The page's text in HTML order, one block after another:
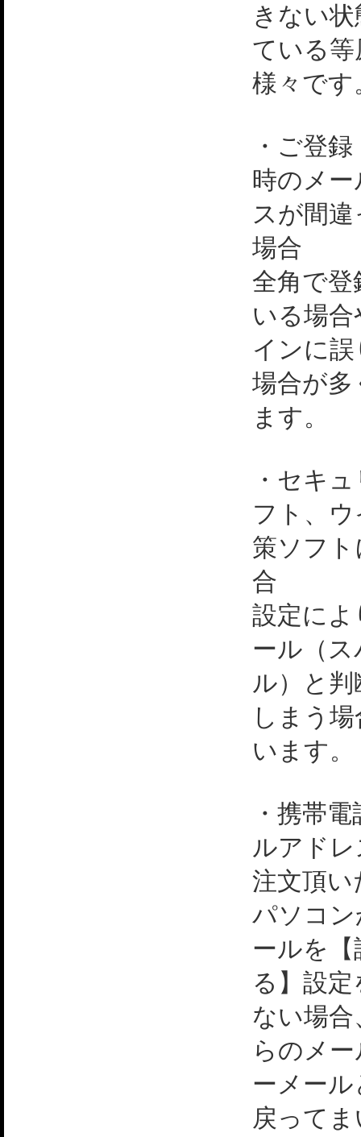
きない
ている
様々です
・ご登
時のメ
スが間
場合
全角で
いる場
インに
場合が
ます。
・セキ
フト、
策ソフ
合
設定に
ール（
ル）と
しまう
います。
・携帯
ルアド
注文頂い
パソコ
ールを【
る】設
ない場
らのメ
ーメー
戻って